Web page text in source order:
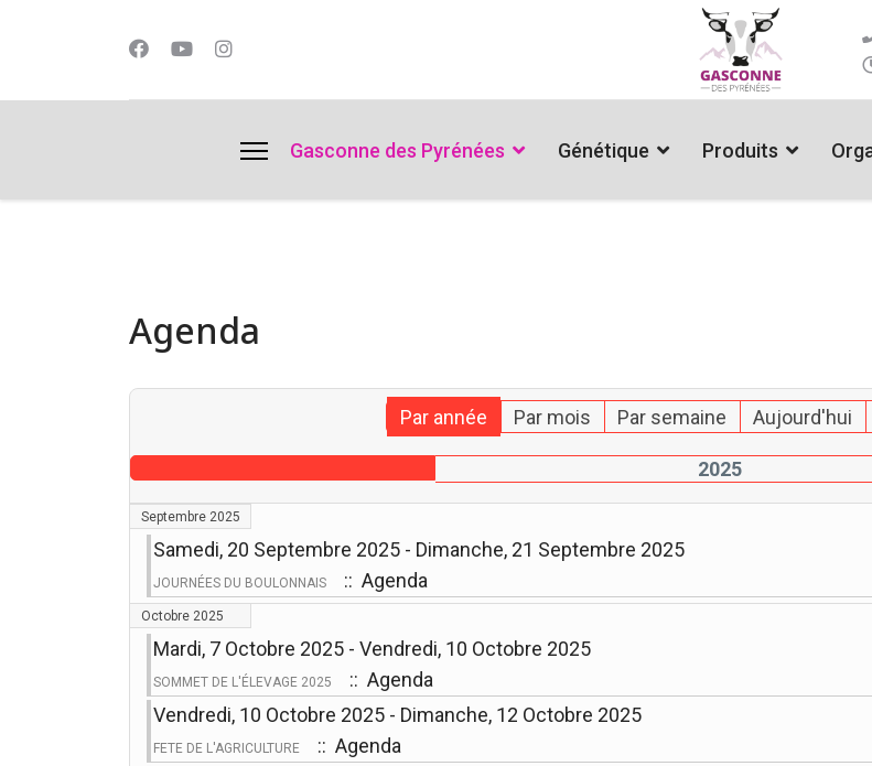
Gasconne des Pyrénées Génétique Produits
Agenda
Par année Par mois Par semaine Aujourd'hui
2025
Septembre 2025
Samedi, 20 Septembre 2025 - Dimanche, 21 Septembre 2025
JOURNÉES DU BOULONNAIS :: Agenda
Octobre 2025
Mardi, 7 Octobre 2025 - Vendredi, 10 Octobre 2025
SOMMET DE L'ÉLEVAGE 2025
:: Agenda
Vendredi, 10 Octobre 2025 - Dimanche, 12 Octobre 2025
FETE DE L'AGRICULTURE
:: Agenda